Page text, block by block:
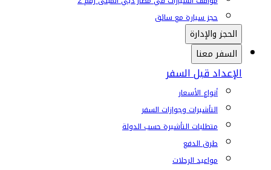
حجز سيارة مع سائق
الحجز والإدارة
السفر معنا
الإعداد قبل السفر
أنواع الأسعار
التأشيرات وجوازات السفر
متطلبات التأشيرة حسب الدولة
طرق الدفع
مواعيد الرحلات